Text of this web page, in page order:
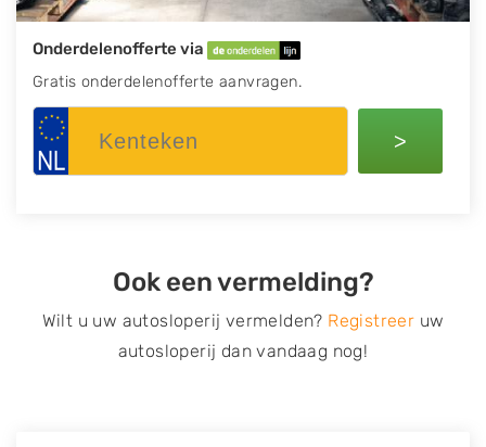
Onderdelenofferte via
Gratis onderdelenofferte aanvragen.
>
Ook een vermelding?
Wilt u uw autosloperij vermelden? Registreer uw
autosloperij dan vandaag nog!